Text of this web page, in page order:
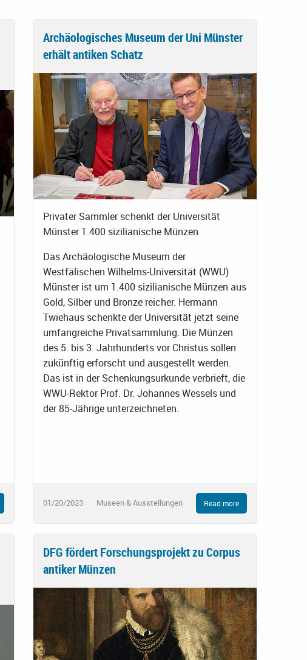
Archäologisches Museum der Uni Münster
erhält antiken Schatz
Privater Sammler schenkt der Universität
Münster 1.400 sizilianische Münzen
Das Archäologische Museum der
Westfälischen Wilhelms-Universität (WWU)
Münster ist um 1.400 sizilianische Münzen aus
Gold, Silber und Bronze reicher. Hermann
Twiehaus schenkte der Universität jetzt seine
umfangreiche Privatsammlung. Die Münzen
des 5. bis 3. Jahrhunderts vor Christus sollen
zukünftig erforscht und ausgestellt werden.
Das ist in der Schenkungsurkunde verbrieft, die
WWU-Rektor Prof. Dr. Johannes Wessels und
der 85-Jährige unterzeichneten.
01/20/2023 Museen & Ausstellungen Read more
DFG fördert Forschungsprojekt zu Corpus
antiker Münzen